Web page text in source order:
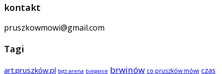
kontakt
pruszkowmowi@gmail.com
Tagi
art.pruszków.pl bgż arena bieganie brwinów co pruszków mówi czas